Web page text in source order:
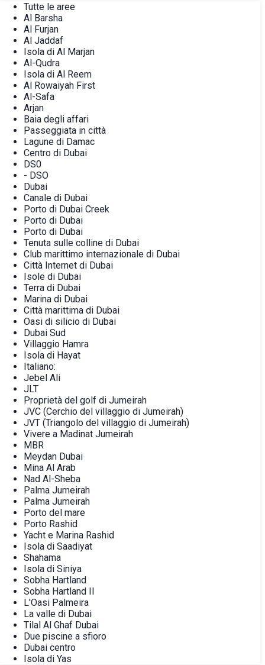
Tutte le aree
Al Barsha
Al Furjan
Al Jaddaf
Isola di Al Marjan
Al-Qudra
Isola di Al Reem
Al Rowaiyah First
Al-Safa
Arjan
Baia degli affari
Passeggiata in città
Lagune di Damac
Centro di Dubai
DS0
- DSO
Dubai
Canale di Dubai
Porto di Dubai Creek
Porto di Dubai
Porto di Dubai
Tenuta sulle colline di Dubai
Club marittimo internazionale di Dubai
Città Internet di Dubai
Isole di Dubai
Terra di Dubai
Marina di Dubai
Città marittima di Dubai
Oasi di silicio di Dubai
Dubai Sud
Villaggio Hamra
Isola di Hayat
Italiano:
Jebel Ali
JLT
Proprietà del golf di Jumeirah
JVC (Cerchio del villaggio di Jumeirah)
JVT (Triangolo del villaggio di Jumeirah)
Vivere a Madinat Jumeirah
MBR
Meydan Dubai
Mina Al Arab
Nad Al-Sheba
Palma Jumeirah
Palma Jumeirah
Porto del mare
Porto Rashid
Yacht e Marina Rashid
Isola di Saadiyat
Shahama
Isola di Siniya
Sobha Hartland
Sobha Hartland II
L'Oasi Palmeira
La valle di Dubai
Tilal Al Ghaf Dubai
Due piscine a sfioro
Dubai centro
Isola di Yas